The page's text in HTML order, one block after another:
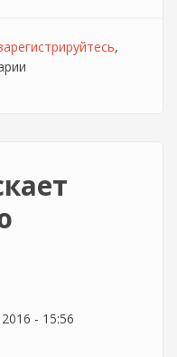
без комиссии в
,
- 15:56